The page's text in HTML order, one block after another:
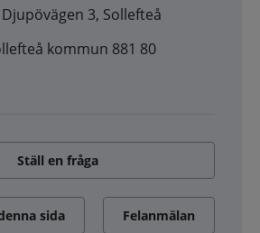
3, Sollefteå
kommun 881 80
Ställ en fråga
sida Felanmälan